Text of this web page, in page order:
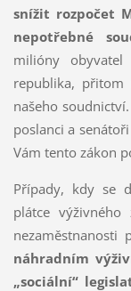
snížit rozpočet
nepotřebné
milióny
republika, přitom
našeho
poslanci a
Vám tento zákon
Případy, kdy se
plátce
nezaměstnanosti
náhradním
„sociální“